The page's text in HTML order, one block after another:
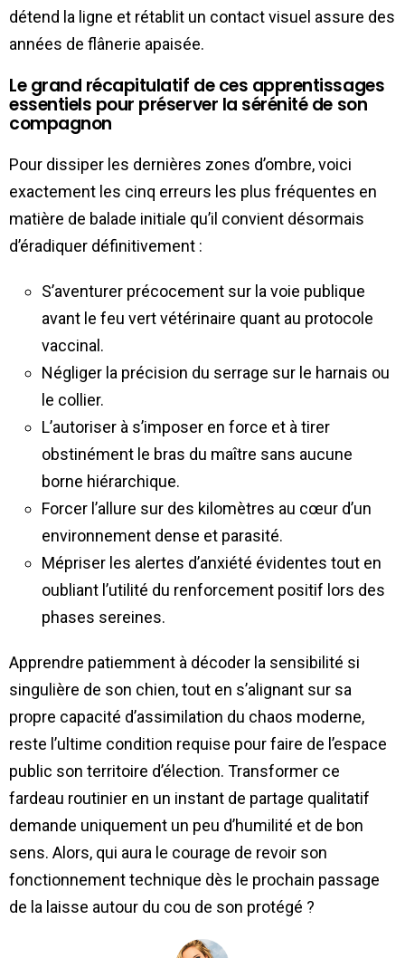
détend la ligne et rétablit un contact visuel assure des
années de flânerie apaisée.
Le grand récapitulatif de ces apprentissages
essentiels pour préserver la sérénité de son
compagnon
Pour dissiper les dernières zones d’ombre, voici
exactement les cinq erreurs les plus fréquentes en
matière de balade initiale qu’il convient désormais
d’éradiquer définitivement :
S’aventurer précocement sur la voie publique
avant le feu vert vétérinaire quant au protocole
vaccinal.
Négliger la précision du serrage sur le harnais ou
le collier.
L’autoriser à s’imposer en force et à tirer
obstinément le bras du maître sans aucune
borne hiérarchique.
Forcer l’allure sur des kilomètres au cœur d’un
environnement dense et parasité.
Mépriser les alertes d’anxiété évidentes tout en
oubliant l’utilité du renforcement positif lors des
phases sereines.
Apprendre patiemment à décoder la sensibilité si
singulière de son chien, tout en s’alignant sur sa
propre capacité d’assimilation du chaos moderne,
reste l’ultime condition requise pour faire de l’espace
public son territoire d’élection. Transformer ce
fardeau routinier en un instant de partage qualitatif
demande uniquement un peu d’humilité et de bon
sens. Alors, qui aura le courage de revoir son
fonctionnement technique dès le prochain passage
de la laisse autour du cou de son protégé ?